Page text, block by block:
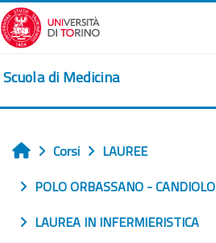
Vai al contenuto principale
Scuola di Medicina
Home
Corsi
LAUREE
POLO ORBASSANO - CANDIOLO
LAUREA IN INFERMIERISTICA